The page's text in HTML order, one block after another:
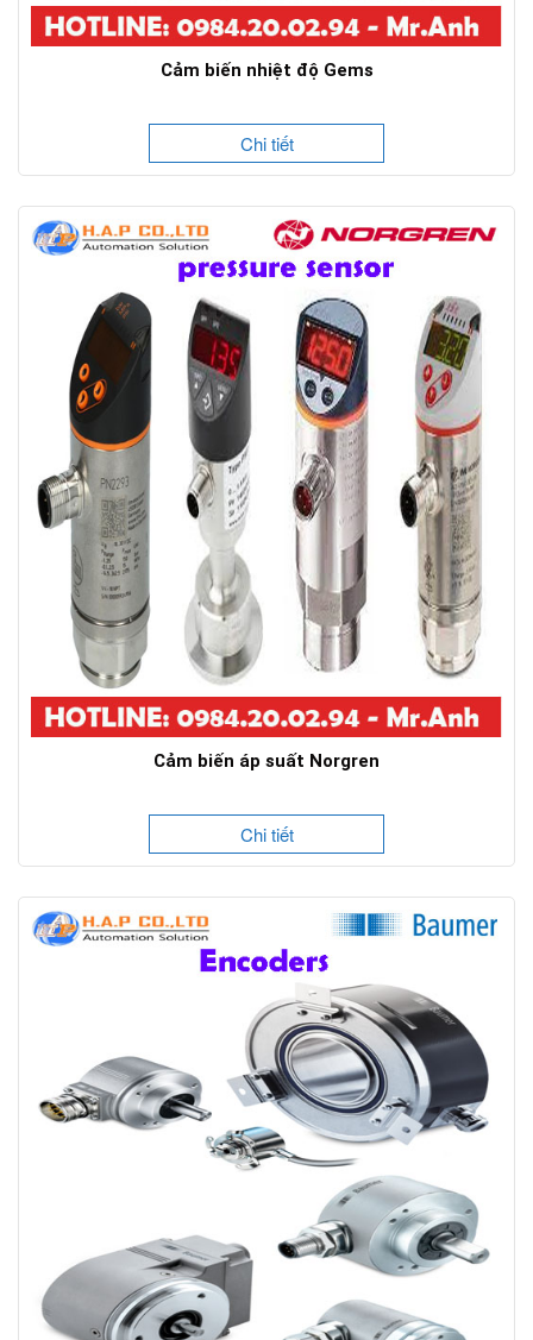
Cảm biến nhiệt độ Gems
Chi tiết
Cảm biến áp suất Norgren
Chi tiết